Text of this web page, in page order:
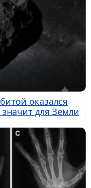
оказался
для Земли